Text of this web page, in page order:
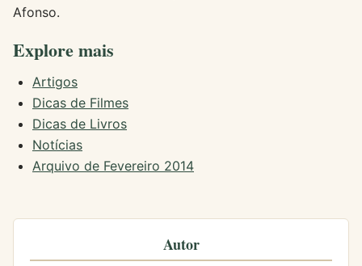
Afonso.
Explore mais
Artigos
Dicas de Filmes
Dicas de Livros
Notícias
Arquivo de Fevereiro 2014
Autor